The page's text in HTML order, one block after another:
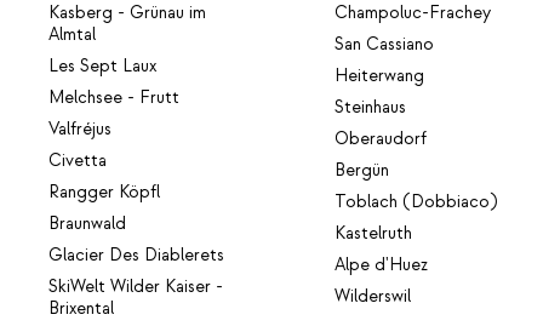
Kasberg - Grünau im
Almtal
Les Sept Laux
Melchsee - Frutt
Valfréjus
Civetta
Rangger Köpfl
Braunwald
Glacier Des Diablerets
SkiWelt Wilder Kaiser -
Brixental
Champoluc-Frachey
San Cassiano
Heiterwang
Steinhaus
Oberaudorf
Bergün
Toblach (Dobbiaco)
Kastelruth
Alpe d'Huez
Wilderswil